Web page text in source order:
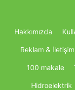
Hakkımızda
Reklam & İletişim
100 makale
Hidroelektrik